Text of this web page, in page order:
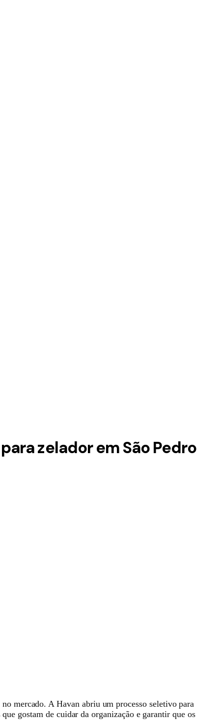
zelador em São Pedro
mercado. A Havan abriu um processo seletivo para
gostam de cuidar da organização e garantir que os